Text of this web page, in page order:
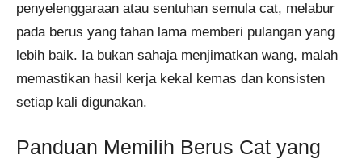
penyelenggaraan atau sentuhan semula cat, melabur
pada berus yang tahan lama memberi pulangan yang
lebih baik. Ia bukan sahaja menjimatkan wang, malah
memastikan hasil kerja kekal kemas dan konsisten
setiap kali digunakan.
Panduan Memilih Berus Cat yang